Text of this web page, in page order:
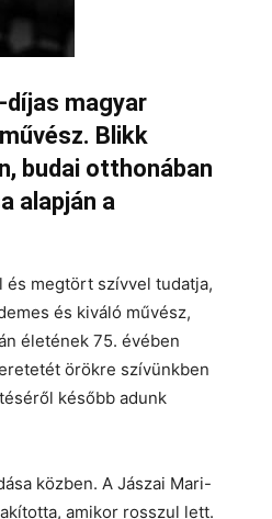
díjas magyar
Blikk
budai otthonában
alapján a
és megtört szívvel tudatja,
és kiváló művész,
életének 75. évében
örökre szívünkben
később adunk
közben. A Jászai Mari-
amikor rosszul lett.